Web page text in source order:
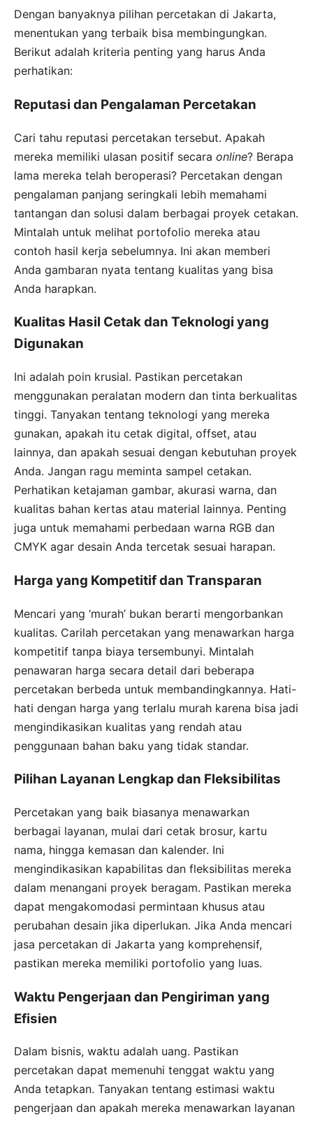
Dengan banyaknya pilihan percetakan di Jakarta,
menentukan yang terbaik bisa membingungkan.
Berikut adalah kriteria penting yang harus Anda
perhatikan:
Reputasi dan Pengalaman Percetakan
Cari tahu reputasi percetakan tersebut. Apakah
mereka memiliki ulasan positif secara online? Berapa
lama mereka telah beroperasi? Percetakan dengan
pengalaman panjang seringkali lebih memahami
tantangan dan solusi dalam berbagai proyek cetakan.
Mintalah untuk melihat portofolio mereka atau
contoh hasil kerja sebelumnya. Ini akan memberi
Anda gambaran nyata tentang kualitas yang bisa
Anda harapkan.
Kualitas Hasil Cetak dan Teknologi yang
Digunakan
Ini adalah poin krusial. Pastikan percetakan
menggunakan peralatan modern dan tinta berkualitas
tinggi. Tanyakan tentang teknologi yang mereka
gunakan, apakah itu cetak digital, offset, atau
lainnya, dan apakah sesuai dengan kebutuhan proyek
Anda. Jangan ragu meminta sampel cetakan.
Perhatikan ketajaman gambar, akurasi warna, dan
kualitas bahan kertas atau material lainnya. Penting
juga untuk memahami perbedaan warna RGB dan
CMYK agar desain Anda tercetak sesuai harapan.
Harga yang Kompetitif dan Transparan
Mencari yang ‘murah’ bukan berarti mengorbankan
kualitas. Carilah percetakan yang menawarkan harga
kompetitif tanpa biaya tersembunyi. Mintalah
penawaran harga secara detail dari beberapa
percetakan berbeda untuk membandingkannya. Hati-
hati dengan harga yang terlalu murah karena bisa jadi
mengindikasikan kualitas yang rendah atau
penggunaan bahan baku yang tidak standar.
Pilihan Layanan Lengkap dan Fleksibilitas
Percetakan yang baik biasanya menawarkan
berbagai layanan, mulai dari cetak brosur, kartu
nama, hingga kemasan dan kalender. Ini
mengindikasikan kapabilitas dan fleksibilitas mereka
dalam menangani proyek beragam. Pastikan mereka
dapat mengakomodasi permintaan khusus atau
perubahan desain jika diperlukan. Jika Anda mencari
jasa percetakan di Jakarta yang komprehensif,
pastikan mereka memiliki portofolio yang luas.
Waktu Pengerjaan dan Pengiriman yang
Efisien
Dalam bisnis, waktu adalah uang. Pastikan
percetakan dapat memenuhi tenggat waktu yang
Anda tetapkan. Tanyakan tentang estimasi waktu
pengerjaan dan apakah mereka menawarkan layanan